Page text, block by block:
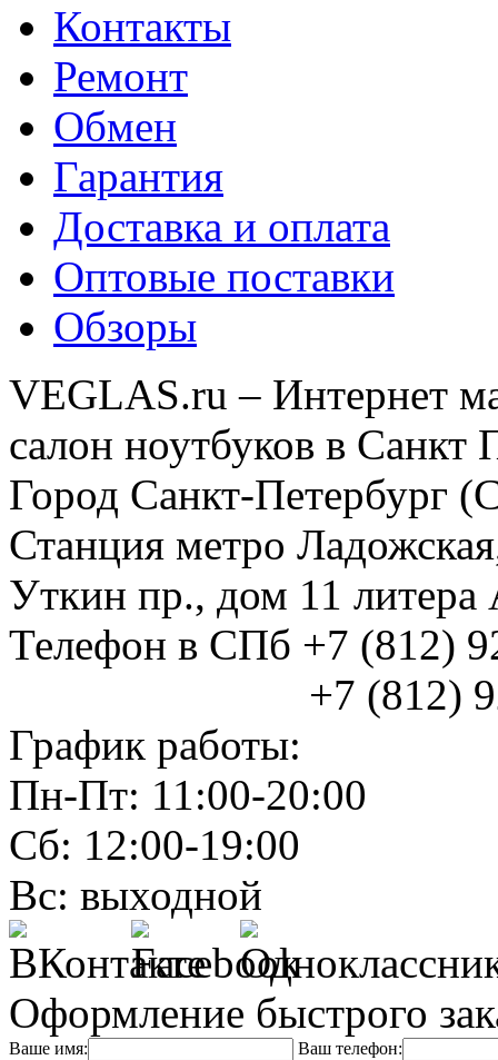
Контакты
Ремонт
Обмен
Гарантия
Доставка и оплата
Оптовые поставки
Обзоры
VEGLAS.ru – Интернет
салон ноутбуков в Санкт
Город Санкт-Петербург
Станция метро
Уткин пр., дом 11
Телефон в СПб +7 (812)
+7 (812)
График работы:
Пн-Пт: 11:00-20:00
Сб: 12:00-19:00
Вс: выходной
Оформление быстрого
Ваше имя: Ваш телефон: